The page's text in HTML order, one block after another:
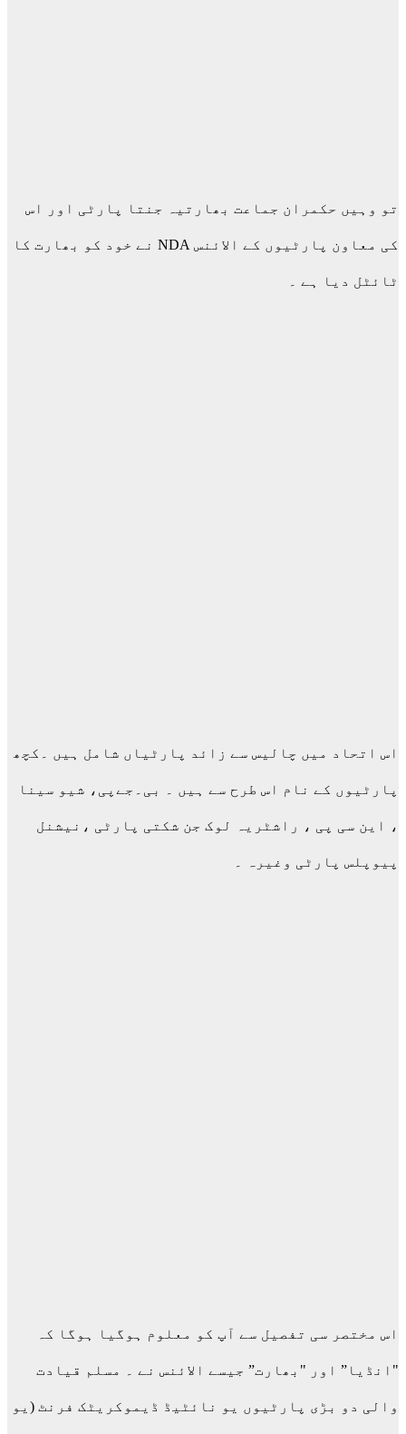
تو وہیں حکمران جماعت بھارتیہ جنتا پارٹی اور اس
کی معاون پارٹیوں کے الائنس NDA نے خود کو بھارت کا
ٹائٹل دیا ہے ۔
اس اتحاد میں چالیس سے زائد پارٹیاں شامل ہیں ۔کچھ
پارٹیوں کے نام اس طرح سے ہیں ۔ بی۔جےپی، شیو سینا
، این سی پی ، راشٹریہ لوک جن شکتی پارٹی ،نیشنل
پیوپلس پارٹی وغیرہ ۔
اس مختصر سی تفصیل سے آپ کو معلوم ہوگیا ہوگا کہ
"انڈیا” اور "بھارت” جیسے الائنس نے ۔ مسلم قیادت
والی دو بڑی پارٹیوں یو نائٹیڈ ڈیموکریٹک فرنٹ (یو